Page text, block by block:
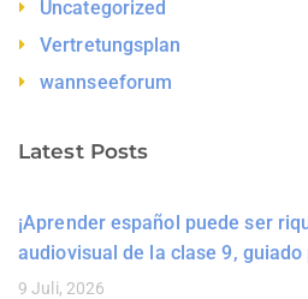
Uncategorized
Vertretungsplan
wannseeforum
Latest Posts
¡Aprender español puede ser
audiovisual de la clase 9,
9 Juli, 2026